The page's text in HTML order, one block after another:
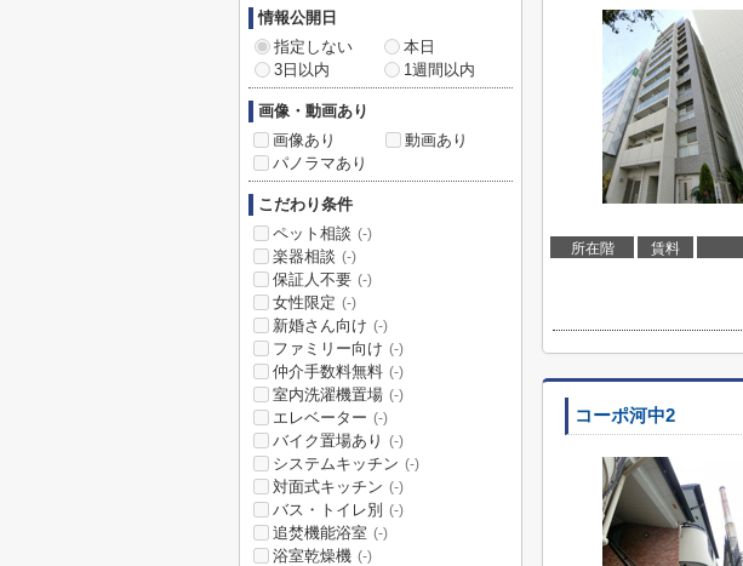
所在階 賃料
コーポ河中2
情報公開日
指定しない
本日
3日以内
1週間以内
画像・動画あり
画像あり
動画あり
パノラマあり
こだわり条件
ペット相談 (-)
楽器相談 (-)
保証人不要 (-)
女性限定 (-)
新婚さん向け (-)
ファミリー向け (-)
仲介手数料無料 (-)
室内洗濯機置場 (-)
エレベーター (-)
バイク置場あり (-)
システムキッチン (-)
対面式キッチン (-)
バス・トイレ別 (-)
追焚機能浴室 (-)
浴室乾燥機 (-)